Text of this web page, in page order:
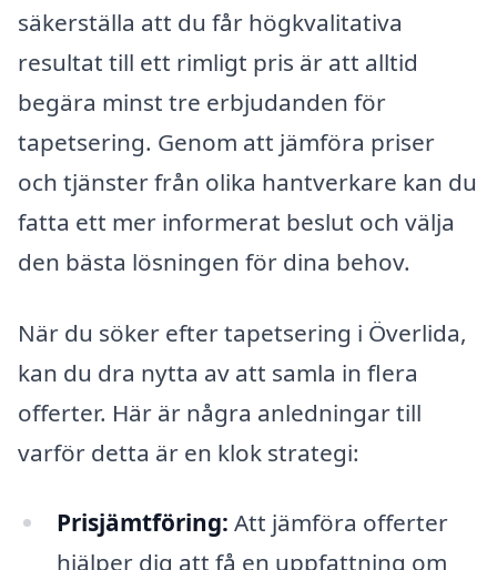
säkerställa att du får högkvalitativa
resultat till ett rimligt pris är att alltid
begära minst tre erbjudanden för
tapetsering. Genom att jämföra priser
och tjänster från olika hantverkare kan du
fatta ett mer informerat beslut och välja
den bästa lösningen för dina behov.
När du söker efter tapetsering i Överlida,
kan du dra nytta av att samla in flera
offerter. Här är några anledningar till
varför detta är en klok strategi:
Prisjämtföring: Att jämföra offerter
hjälper dig att få en uppfattning om